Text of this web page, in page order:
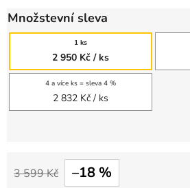
Množstevní sleva
1 ks
2 950 Kč / ks
4 a více ks = sleva 4 %
2 832 Kč / ks
3 599 Kč –18 %